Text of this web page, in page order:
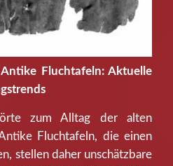
Fluchtafeln: Aktuelle
zum Alltag der alten
Fluchtafeln, die einen
stellen daher unschätzbare